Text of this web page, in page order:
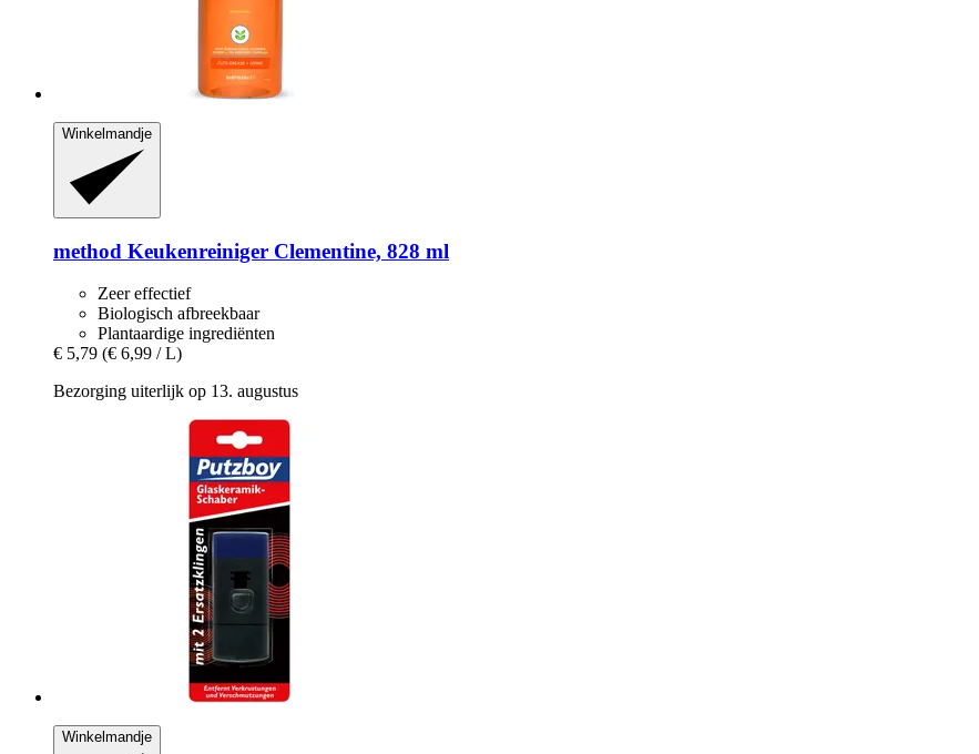
Winkelmandje
method Keukenreiniger Clementine, 828 ml
Zeer effectief
Biologisch afbreekbaar
Plantaardige ingrediënten
€ 5,79 (€ 6,99 / L)
Bezorging uiterlijk op 13. augustus
Winkelmandje